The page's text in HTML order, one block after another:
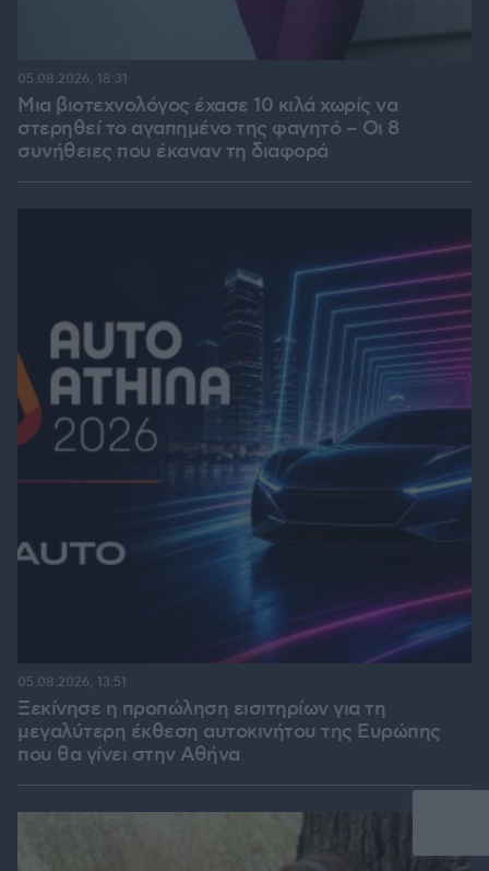
Μια βιοτεχνολόγος έχασε 10 κιλά χωρίς να
στερηθεί το αγαπημένο της φαγητό – Οι 8
συνήθειες που έκαναν τη διαφορά
05.08.2026, 18:31
Ξεκίνησε η προπώληση εισιτηρίων για τη
μεγαλύτερη έκθεση αυτοκινήτου της Ευρώπης
που θα γίνει στην Αθήνα
05.08.2026, 13:51